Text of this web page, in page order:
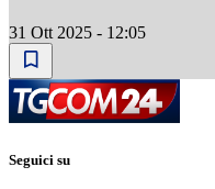
31 Ott 2025 - 12:05
Seguici su